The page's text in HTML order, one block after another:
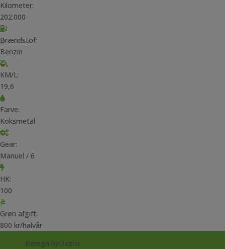
Kilometer:
202.000
Brændstof:
Benzin
KM/L:
19,6
Farve:
Koksmetal
Gear:
Manuel / 6
HK:
100
Grøn afgift:
800 kr/halvår
Beregn byttepris